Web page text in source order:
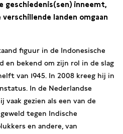
geschiedenis(sen) inneemt,
landen omgaan
figuur in de Indonesische
en bekend om zijn rol in de slag
van 1945. In 2008 kreeg hij in
In de Nederlandse
gezien als een van de
tegen Indische
en andere, van